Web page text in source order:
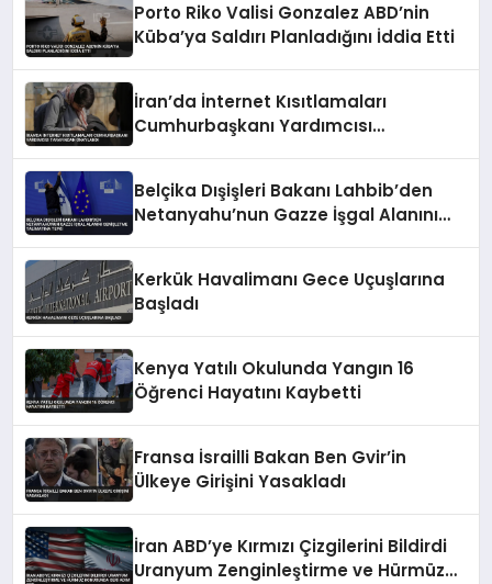
Porto Riko Valisi Gonzalez ABD’nin
Küba’ya Saldırı Planladığını İddia Etti
İran’da İnternet Kısıtlamaları
Cumhurbaşkanı Yardımcısı
Belçika Dışişleri Bakanı Lahbib’den
Netanyahu’nun Gazze İşgal Alanını
Kerkük Havalimanı Gece Uçuşlarına
Başladı
Kenya Yatılı Okulunda Yangın 16
Öğrenci Hayatını Kaybetti
Fransa İsrailli Bakan Ben Gvir’in
Ülkeye Girişini Yasakladı
İran ABD’ye Kırmızı Çizgilerini Bildirdi
Uranyum Zenginleştirme ve Hürmüz